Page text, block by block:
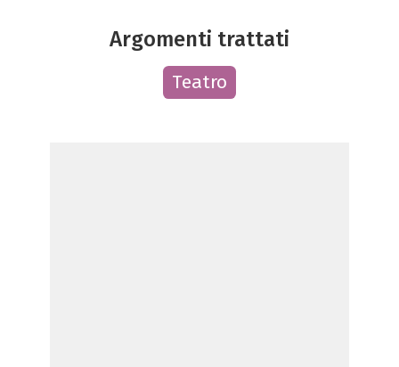
Argomenti trattati
Teatro